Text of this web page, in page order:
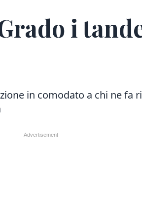
i
in comodato a chi ne fa